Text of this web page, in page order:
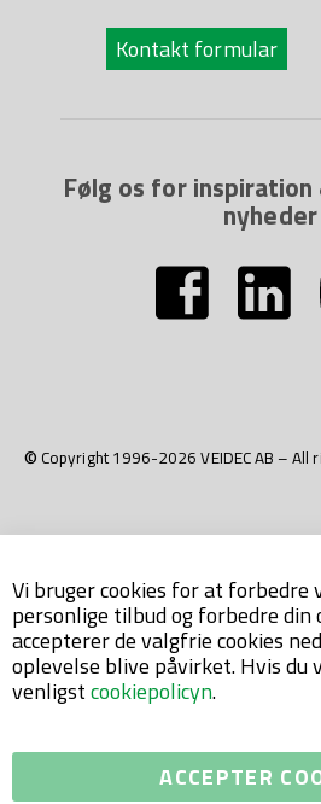
Kontakt formular
Følg os for
nyheder
© Copyright 1996-2026 VEIDEC AB –
Vi bruger cookies for at forbedre
personlige tilbud og forbedre din
accepterer de valgfrie cookies
oplevelse blive påvirket. Hvis du
venligstcookiepolicyn.
ACCEPTER